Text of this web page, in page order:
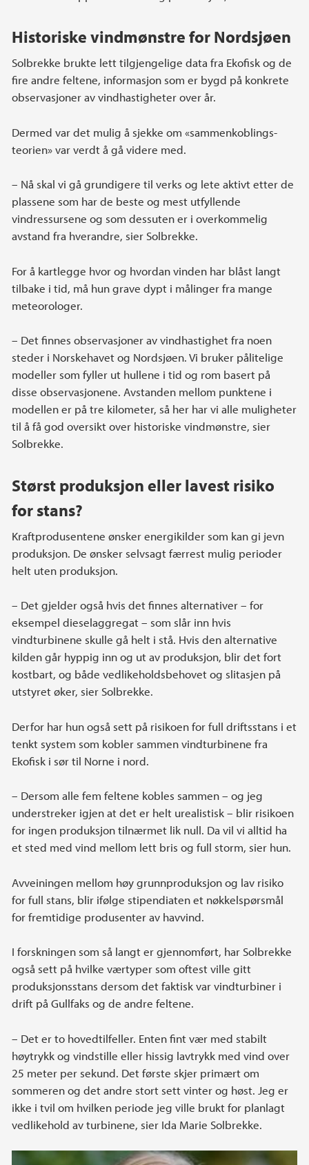
Historiske vindmønstre for Nordsjøen
Solbrekke brukte lett tilgjengelige data fra Ekofisk og de
fire andre feltene, informasjon som er bygd på konkrete
observasjoner av vindhastigheter over år.
Dermed var det mulig å sjekke om «sammenkoblings-
teorien» var verdt å gå videre med.
– Nå skal vi gå grundigere til verks og lete aktivt etter de
plassene som har de beste og mest utfyllende
vindressursene og som dessuten er i overkommelig
avstand fra hverandre, sier Solbrekke.
For å kartlegge hvor og hvordan vinden har blåst langt
tilbake i tid, må hun grave dypt i målinger fra mange
meteorologer.
– Det finnes observasjoner av vindhastighet fra noen
steder i Norskehavet og Nordsjøen. Vi bruker pålitelige
modeller som fyller ut hullene i tid og rom basert på
disse observasjonene. Avstanden mellom punktene i
modellen er på tre kilometer, så her har vi alle muligheter
til å få god oversikt over historiske vindmønstre, sier
Solbrekke.
Størst produksjon eller lavest risiko
for stans?
Kraftprodusentene ønsker energikilder som kan gi jevn
produksjon. De ønsker selvsagt færrest mulig perioder
helt uten produksjon.
– Det gjelder også hvis det finnes alternativer – for
eksempel dieselaggregat – som slår inn hvis
vindturbinene skulle gå helt i stå. Hvis den alternative
kilden går hyppig inn og ut av produksjon, blir det fort
kostbart, og både vedlikeholdsbehovet og slitasjen på
utstyret øker, sier Solbrekke.
Derfor har hun også sett på risikoen for full driftsstans i et
tenkt system som kobler sammen vindturbinene fra
Ekofisk i sør til Norne i nord.
– Dersom alle fem feltene kobles sammen – og jeg
understreker igjen at det er helt urealistisk – blir risikoen
for ingen produksjon tilnærmet lik null. Da vil vi alltid ha
et sted med vind mellom lett bris og full storm, sier hun.
Avveiningen mellom høy grunnproduksjon og lav risiko
for full stans, blir ifølge stipendiaten et nøkkelspørsmål
for fremtidige produsenter av havvind.
I forskningen som så langt er gjennomført, har Solbrekke
også sett på hvilke værtyper som oftest ville gitt
produksjonsstans dersom det faktisk var vindturbiner i
drift på Gullfaks og de andre feltene.
– Det er to hovedtilfeller. Enten fint vær med stabilt
høytrykk og vindstille eller hissig lavtrykk med vind over
25 meter per sekund. Det første skjer primært om
sommeren og det andre stort sett vinter og høst. Jeg er
ikke i tvil om hvilken periode jeg ville brukt for planlagt
vedlikehold av turbinene, sier Ida Marie Solbrekke.